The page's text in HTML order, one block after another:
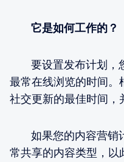
它是如何工作的？
要设置发布计划，
最常在线浏览的时间。
社交更新的最佳时间，
如果您的内容营销
常共享的内容类型，以